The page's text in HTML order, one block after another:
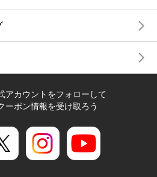
アカウントをフォローして
ーポン情報を受け取ろう